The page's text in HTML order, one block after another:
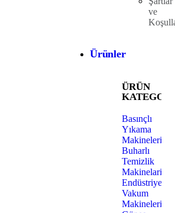
ve
Ürünler
ÜRÜN
Basınçlı
Yıkama
Makineleri
Buharlı
Temizlik
Makinelari
Endüstriyel
Vakum
Makineleri